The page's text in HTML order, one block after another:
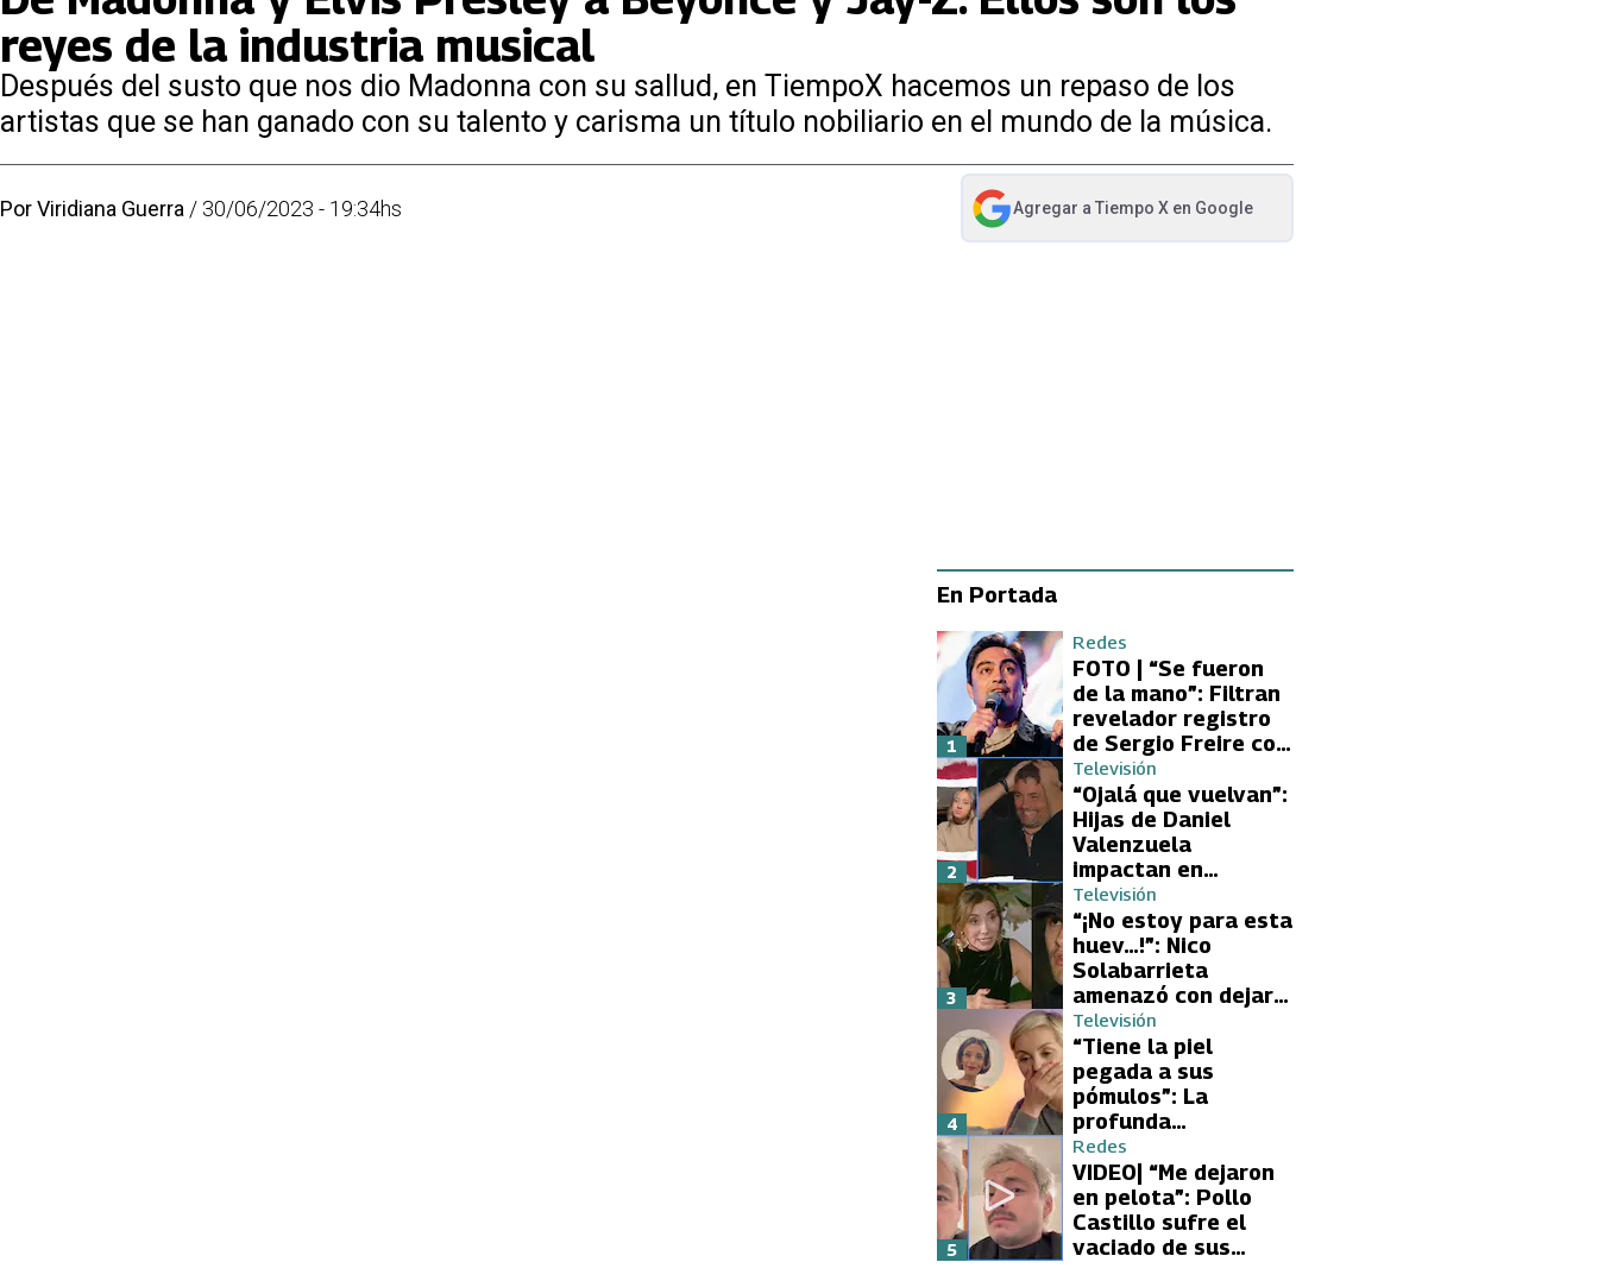
reyes de la industria musical
Después del susto que nos dio Madonna con su sallud, en TiempoX hacemos un repaso de los
artistas que se han ganado con su talento y carisma un título nobiliario en el mundo de la música.
PorViridiana Guerra / 30/06/2023 - 19:34hs Agregar a Tiempo Xen Google
abre en nueva pestaña
En Portada
Redes
FOTO | “Se fueron
de la mano”: Filtran
revelador registro
de Sergio Freire con
supuesta nueva
conquista
1
Televisión
“Ojalá que vuelvan”:
Hijas de Daniel
Valenzuela
impactan en
Volverías con tu Ex
2 con directa
petición a su papá
sobre Yamila Reyna
2
Televisión
“¡No estoy para esta
huev…!”: Nico
Solabarrieta
amenazó con dejar
Volverías con tu Ex
tras encontrón con
Carmen Gloria
Arroyo
3
Televisión
“Tiene la piel
pegada a sus
pómulos”: La
profunda
preocupación de
Fran García-
Huidobro por la
extrema delgadez
de Kathy Orellana
4
Redes
VIDEO| “Me dejaron
en pelota”: Pollo
Castillo sufre el
vaciado de sus
5